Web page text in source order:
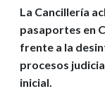
La Cancillería
pasaportes en
frente a la
procesos
inicial.